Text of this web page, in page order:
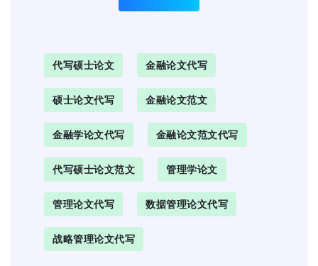
代写硕士论文 金融论文代写
硕士论文代写 金融论文范文
金融学论文代写 金融论文范文代写
代写硕士论文范文 管理学论文
管理论文代写 数据管理论文代写
战略管理论文代写